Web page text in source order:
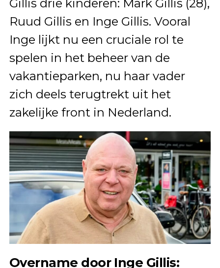
Gillis drie kinderen: Mark Gillis (28),
Ruud Gillis en Inge Gillis. Vooral
Inge lijkt nu een cruciale rol te
spelen in het beheer van de
vakantieparken, nu haar vader
zich deels terugtrekt uit het
zakelijke front in Nederland.
Overname door Inge Gillis: